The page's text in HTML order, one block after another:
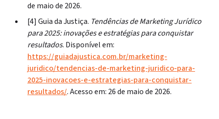
de maio de 2026.
[4] Guia da Justiça. Tendências de Marketing Jurídico
para 2025: inovações e estratégias para conquistar
resultados. Disponível em:
https://guiadajustica.com.br/marketing-
juridico/tendencias-de-marketing-juridico-para-
2025-inovacoes-e-estrategias-para-conquistar-
resultados/. Acesso em: 26 de maio de 2026.